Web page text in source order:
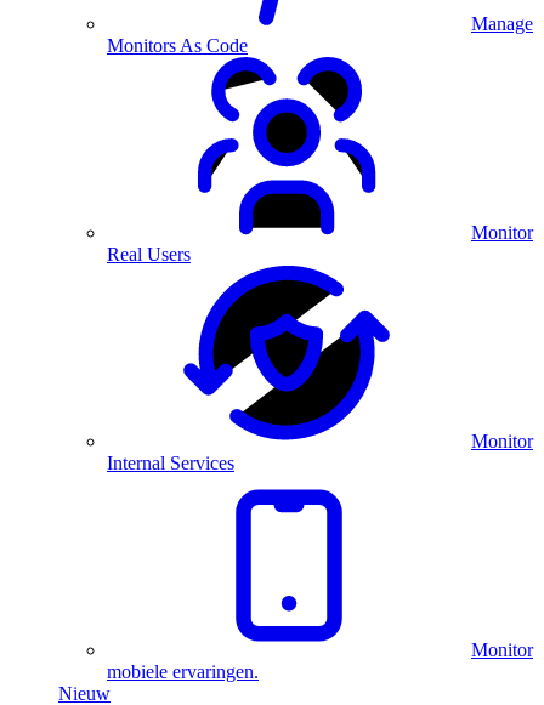
Manage
Monitors As Code
Monitor
Real Users
Monitor
Internal Services
Monitor
mobiele ervaringen.
Nieuw